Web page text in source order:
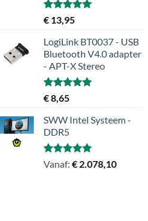
Gewaardeerd
uit 5
€ 13,95
LogiLink BT0037 - USB
Bluetooth V4.0 adapter
- APT-X Stereo
Gewaardeerd
5.00
€8,65
SWW Intel Systeem -
DDR5
Gewaardeerd
Vanaf: € 2.078,10